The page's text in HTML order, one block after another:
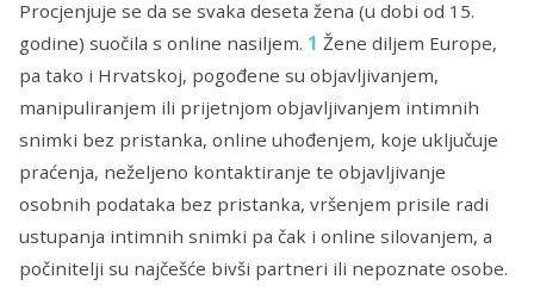
Procjenjuje se da se svaka deseta žena (u dobi od 15.
godine) suočila s online nasiljem. 1 Žene diljem Europe,
pa tako i Hrvatskoj, pogođene su objavljivanjem,
manipuliranjem ili prijetnjom objavljivanjem intimnih
snimki bez pristanka, online uhođenjem, koje uključuje
praćenja, neželjeno kontaktiranje te objavljivanje
osobnih podataka bez pristanka, vršenjem prisile radi
ustupanja intimnih snimki pa čak i online silovanjem, a
počinitelji su najčešće bivši partneri ili nepoznate osobe.